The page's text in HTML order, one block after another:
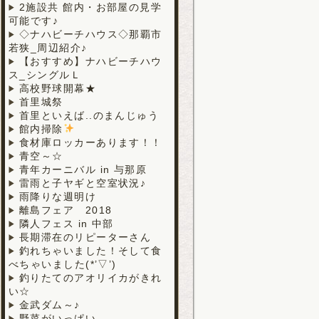
2施設共 館内・お部屋の見学
可能です♪
◇ナハビーチハウス◇那覇市
若狭_周辺紹介♪
【おすすめ】ナハビーチハウ
ス_シングルＬ
高校野球開幕★
首里城祭
首里といえば..のまんじゅう
館内掃除
食材庫ロッカーあります！！
青空～☆
青年カーニバル in 与那原
雷雨と子ヤギと空室状況♪
雨降りな週明け
離島フェア 2018
隣人フェス in 中部
長期滞在のリピーターさん
釣れちゃいました！そして食
べちゃいました(*’▽’)
釣りたてのアオリイカがきれ
い☆
金武ダム～♪